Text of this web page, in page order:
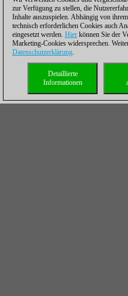
zur Verfügung zu stellen, die
Inhalte auszuspielen. Abhängig von
technisch erforderlichen Cookies auch
eingesetzt werden. Hier können Sie der
Marketing-Cookies widersprechen.
Datenschutzerklärung.
Detaillierte
Informationen